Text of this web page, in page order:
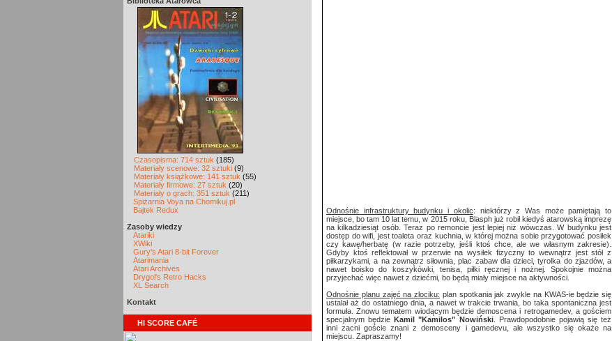
Czasopisma: 714 sztuk (185)
Materiały scenowe: 32 sztuki (9)
Materiały książkowe: 141 sztuk (55)
Materiały firmowe: 27 sztuk (20)
Materiały o grach: 351 sztuk (211)
Spiżarnia Voya na Chomikuj.pl
Bajtek Redux
Zasoby wiedzy
Atariki
XWiki
Gury's Atari 8-bit Forever
Atarimania
Atari Archives
Drygol's Retro Hacks
XL Search
Kontakt
HI SCORE CAFÉ
Odnośnie infrastruktury budynku i okolic: niektórzy z Was może pamiętają to
miejsce, bo tam 10 lat temu, w 2015 roku, Blasph już robił kiedyś atarowską imprezę
na kilkadziesiąt osób. Teraz po remoncie jest lepiej niż wówczas. W budynku jest
dostęp do wifi, jest toaleta oraz kuchnia, w której można sobie przygotować posiłek
czy kawę/herbatę (w razie potrzeby, jeśli ktoś chce, ale we własnym zakresie).
Gdyby ktoś reflektował w przerwie na wysiłek fizyczny to wewnątrz jest stół z
piłkarzykami, a na zewnątrz siłownia, plac zabaw dla dzieci, tyrolka do zjazdów, a
nawet boisko do koszykówki, tenisa, piłki ręcznej i nożnej. Spokojnie można
przyjechać więc nawet z dziećmi, bo będą miały miejsce na aktywności.
Odnośnie planu zajęć na zlociku: plan spotkania jak zwykle na KWAS-ie będzie się
ustalał aż do ostatniego dnia, a nawet w trakcie trwania, bo taka spontaniczna jest
formuła. Znowu tematem wiodącym będzie demoscena i retrogamedev, a gościem
specjalnym będzieKamil "Kamilos" Nowiński. Prawdopodobnie pojawią się też
inni zacni goście znani z demosceny i gamedevu, ale wszystko się okaże na
miejscu. Zapraszamy!